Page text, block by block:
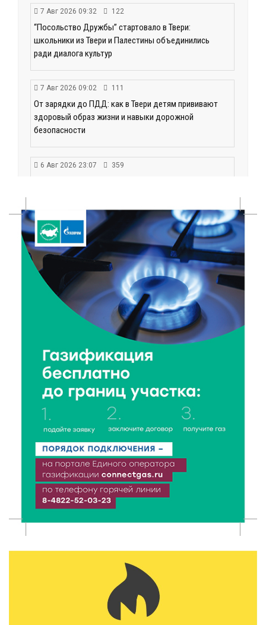
7 Авг 2026 09:32 122
“Посольство Дружбы” стартовало в Твери:
школьники из Твери и Палестины объединились
ради диалога культур
7 Авг 2026 09:02 111
От зарядки до ПДД: как в Твери детям прививают
здоровый образ жизни и навыки дорожной
безопасности
6 Авг 2026 23:07 359
6 Авг 2026 22:02
В Твери прошла акция «Светлячок»: как сделать
ребенка видимым для водителей в любую погоду
6 Авг 2026 21:15 314
Водителям региона напоминают о правилах
перевозки детей в машине
6 Авг 2026 21:01 353
Триумф на воде: Тверская область взяла 13 медалей
и командный зачёт первенства России по гребле
6 Авг 2026 20:01 505
Тверские школьники покорили Дальний Восток:
итоги смены в ВДЦ «Океан»
6 Авг 2026 19:01 507
Забота о пациентах и врачах: в ГКБ №7 стало ещё
Большие деньги для большой модернизации
290